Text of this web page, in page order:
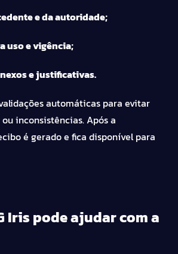
e da autoridade;
uso e vigência;
e justificativas.
automáticas para evitar
inconsistências. Após a
é gerado e fica disponível para
Iris pode ajudar com a